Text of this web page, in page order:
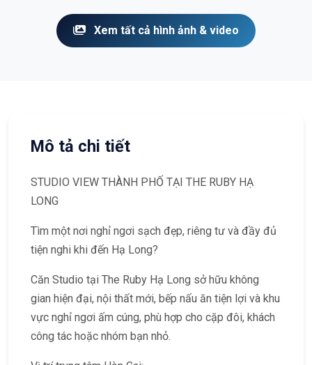
Xem tất cả hình ảnh & video
Mô tả chi tiết
STUDIO VIEW THÀNH PHỐ TẠI THE RUBY HẠ
LONG
Tìm một nơi nghỉ ngơi sạch đẹp, riêng tư và đầy đủ
tiện nghi khi đến Hạ Long?
Căn Studio tại The Ruby Hạ Long sở hữu không
gian hiện đại, nội thất mới, bếp nấu ăn tiện lợi và khu
vực nghỉ ngơi ấm cúng, phù hợp cho cặp đôi, khách
công tác hoặc nhóm bạn nhỏ.